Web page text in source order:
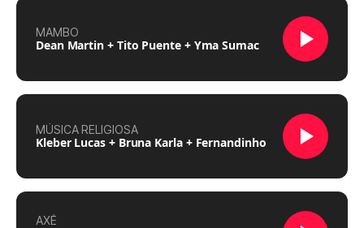
MAMBO
Dean Martin + Tito Puente + Yma Sumac
MÚSICA RELIGIOSA
Kleber Lucas + Bruna Karla + Fernandinho
AXÉ